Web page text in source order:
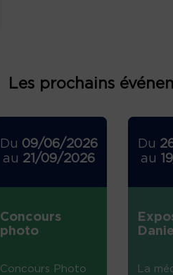
Les prochains
Du 09/06/2026
au 21/09/2026
Concours
photo
Concours Photo
Du
au
La